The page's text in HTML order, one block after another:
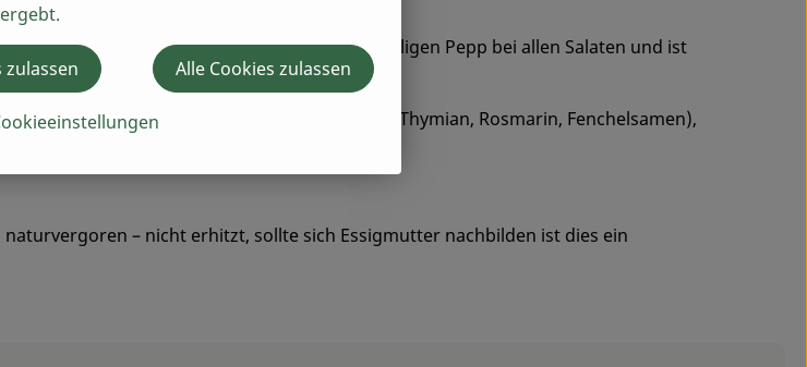
für Fleisch & Gemüse, sorgt für einmaligen Pepp bei allen Salaten und ist
Zwiebeln*, Kräuter* (Bohnenkraut, Oregano, Thymian, Rosmarin, Fenchelsamen),
– nicht erhitzt, sollte sich Essigmutter nachbilden ist dies ein
Alle Cookies zulassen